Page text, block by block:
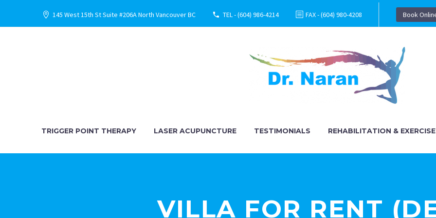
145 West 15th St Suite #206A North Vancouver BC TEL - (604) 986-4214 FAX - (604) 980-4208 Book
TRIGGER POINT THERAPY LASER ACUPUNCTURE TESTIMONIALS REHABILITATION & EXERCISE
VILLA FOR RENT